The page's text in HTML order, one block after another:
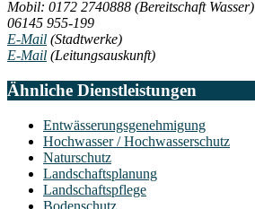
Mobil: 0172 2740888 (Bereitschaft Wasser)
06145 955-199
E-Mail (Stadtwerke)
E-Mail (Leitungsauskunft)
Ähnliche Dienstleistungen
Entwässerungsgenehmigung
Hochwasser / Hochwasserschutz
Naturschutz
Landschaftsplanung
Landschaftspflege
Bodenschutz